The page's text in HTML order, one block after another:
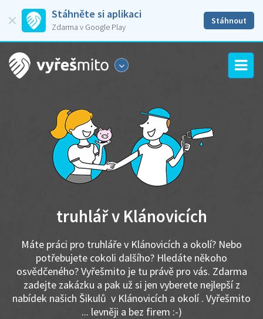
Stáhněte si aplikaci
Zdarma v Google Play
Stáhnout
truhlář v Klánovicích
Máte práci pro truhláře v Klánovicích a okolí? Nebo
potřebujete cokoli dalšího? Hledáte někoho
osvědčeného? Vyřešmito je tu právě pro vás. Zdarma
zadejte zakázku a pak už si jen vyberete nejlepší z
nabídek našich Šikulů v Klánovicích a okolí . Vyřešmito
... levněji a bez firem :-)